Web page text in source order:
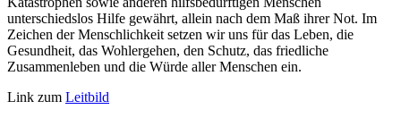
unterschiedslos Hilfe gewährt, allein nach dem Maß ihrer Not. Im
Zeichen der Menschlichkeit setzen wir uns für das Leben, die
Gesundheit, das Wohlergehen, den Schutz, das friedliche
Zusammenleben und die Würde aller Menschen ein.
Link zum Leitbild